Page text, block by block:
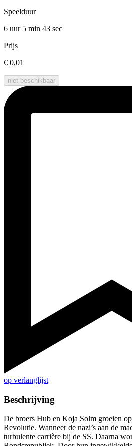
Speelduur
6 uur 5 min 43 sec
Prijs
€ 0,01
niet beschikbaar
op verlanglijst
Beschrijving
De broers Hub en Koja Solm groeien
Revolutie. Wanneer de nazi’s aan de
turbulente carrière bij de SS. Daarna